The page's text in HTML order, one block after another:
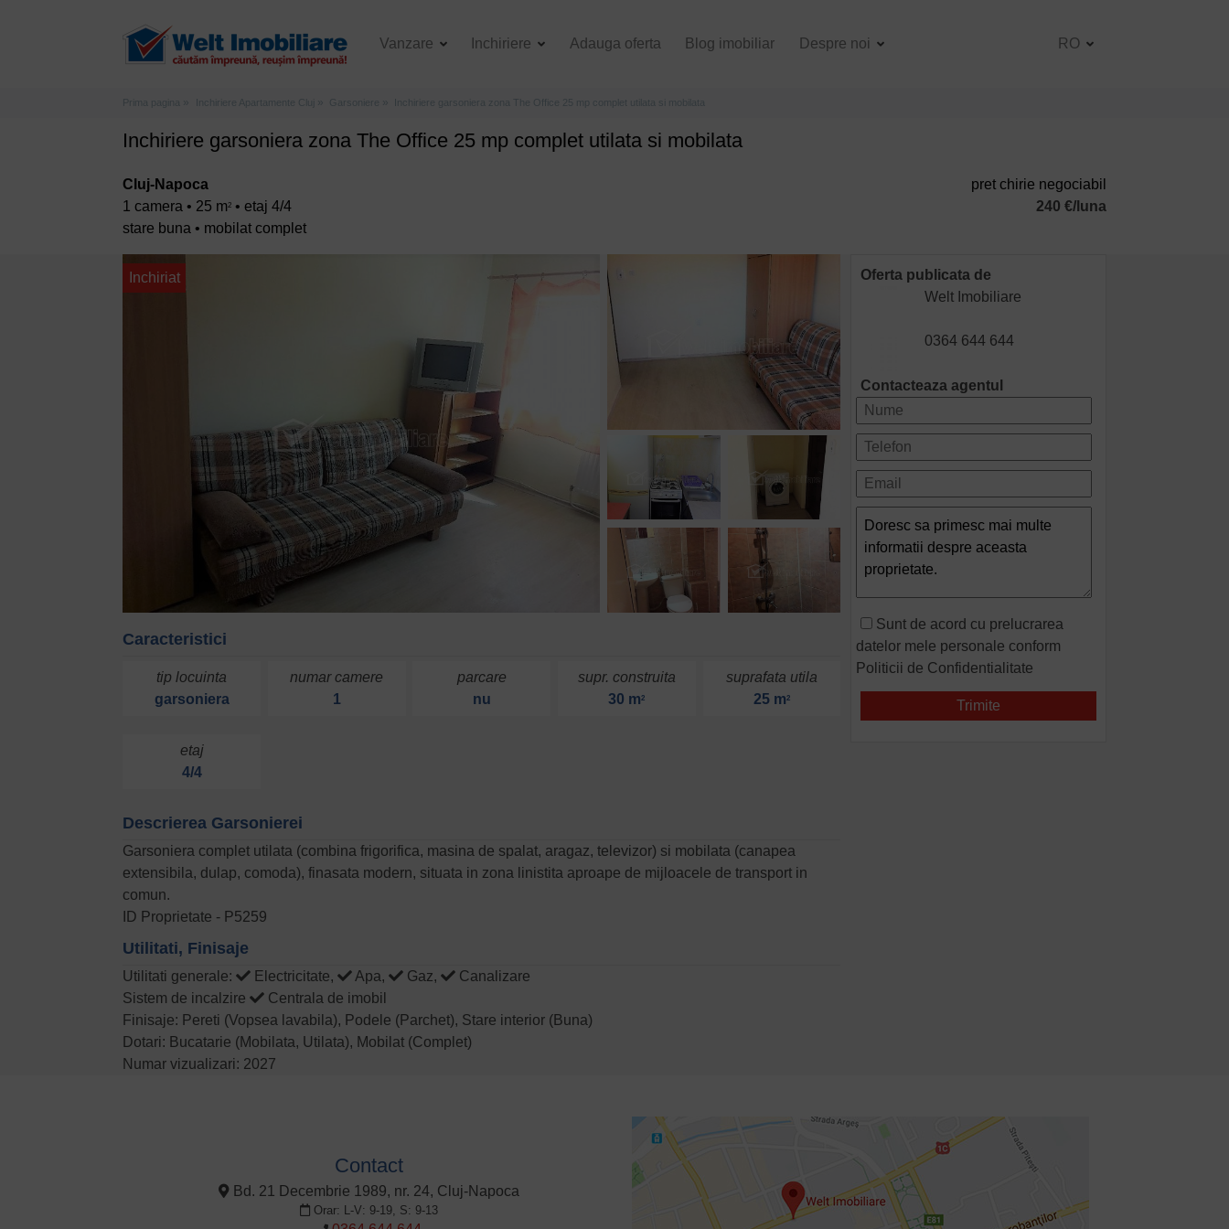
Vanzare Inchiriere Adauga oferta Blog imobiliar Despre noi RO
Prima pagina Inchiriere Apartamente Cluj Garsoniere Inchiriere garsoniera zona The Office 25 mp complet utilata si mobilata
Inchiriere garsoniera zona The Office 25 mp complet utilata si mobilata
Cluj-Napoca
1 camera • 25 m2 • etaj 4/4
stare buna • mobilat complet
pret chirie negociabil
240 €/luna
Inchiriat
Caracteristici
tip locuinta
garsoniera
numar camere
1
parcare
nu
supr. construita
30 m2
suprafata utila
25 m2
etaj
4/4
Descrierea Garsonierei
Garsoniera complet utilata (combina frigorifica, masina de spalat, aragaz, televizor) si mobilata (canapea
extensibila, dulap, comoda), finasata modern, situata in zona linistita aproape de mijloacele de transport in
comun.
ID Proprietate - P5259
Utilitati, Finisaje
Utilitati generale: Electricitate, Apa, Gaz,
Canalizare
Sistem de incalzire
Centrala de imobil
Finisaje: Pereti (Vopsea lavabila), Podele (Parchet), Stare interior (Buna)
Dotari: Bucatarie (Mobilata, Utilata), Mobilat (Complet)
Numar vizualizari: 2027
Oferta publicata de
Welt Imobiliare
0364 644 644
Contacteaza agentul
Sunt de acord cu prelucrarea
datelor mele personale conform
Politicii de Confidentialitate
Contact
Bd. 21 Decembrie 1989, nr. 24, Cluj-Napoca
Orar: L-V: 9-19, S: 9-13